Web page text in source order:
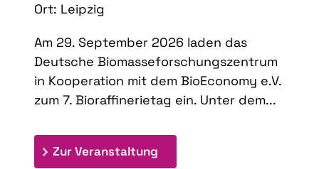
Ort: Leipzig
Am 29. September 2026 laden das
Deutsche Biomasseforschungszentrum
in Kooperation mit dem BioEconomy e.V.
zum 7. Bioraffinerietag ein. Unter dem...
Zur Veranstaltung